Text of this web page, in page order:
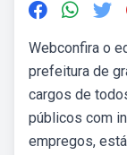
Webconfira o
prefeitura de
cargos de
públicos com
empregos,